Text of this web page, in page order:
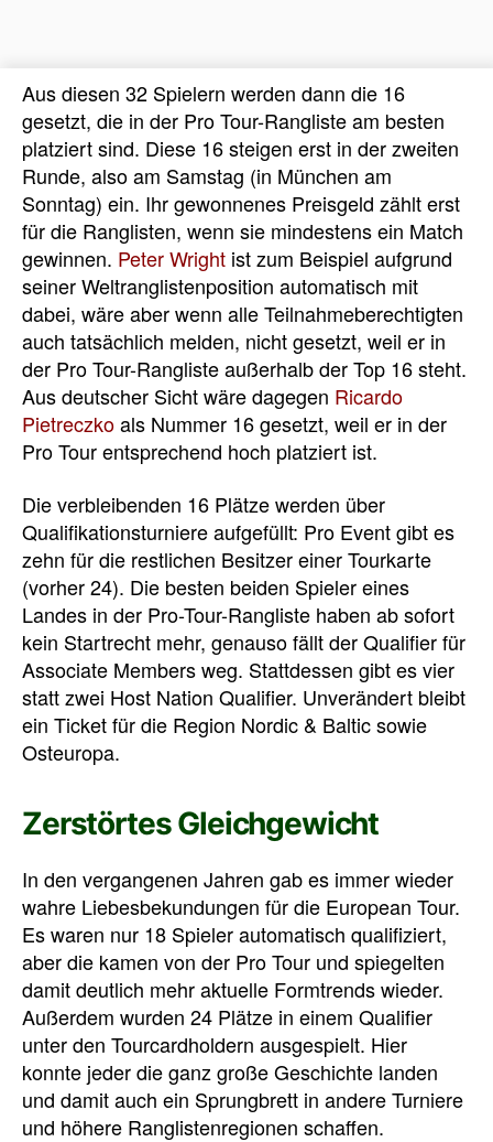
Aus diesen 32 Spielern werden dann die 16
gesetzt, die in der Pro Tour-Rangliste am besten
platziert sind. Diese 16 steigen erst in der zweiten
Runde, also am Samstag (in München am
Sonntag) ein. Ihr gewonnenes Preisgeld zählt erst
für die Ranglisten, wenn sie mindestens ein Match
gewinnen. Peter Wright ist zum Beispiel aufgrund
seiner Weltranglistenposition automatisch mit
dabei, wäre aber wenn alle Teilnahmeberechtigten
auch tatsächlich melden, nicht gesetzt, weil er in
der Pro Tour-Rangliste außerhalb der Top 16 steht.
Aus deutscher Sicht wäre dagegen Ricardo
Pietreczkoals Nummer 16 gesetzt, weil er in der
Pro Tour entsprechend hoch platziert ist.
Die verbleibenden 16 Plätze werden über
Qualifikationsturniere aufgefüllt: Pro Event gibt es
zehn für die restlichen Besitzer einer Tourkarte
(vorher 24). Die besten beiden Spieler eines
Landes in der Pro-Tour-Rangliste haben ab sofort
kein Startrecht mehr, genauso fällt der Qualifier für
Associate Members weg. Stattdessen gibt es vier
statt zwei Host Nation Qualifier. Unverändert bleibt
ein Ticket für die Region Nordic & Baltic sowie
Osteuropa.
Zerstörtes Gleichgewicht
In den vergangenen Jahren gab es immer wieder
wahre Liebesbekundungen für die European Tour.
Es waren nur 18 Spieler automatisch qualifiziert,
aber die kamen von der Pro Tour und spiegelten
damit deutlich mehr aktuelle Formtrends wieder.
Außerdem wurden 24 Plätze in einem Qualifier
unter den Tourcardholdern ausgespielt. Hier
konnte jeder die ganz große Geschichte landen
und damit auch ein Sprungbrett in andere Turniere
und höhere Ranglistenregionen schaffen.